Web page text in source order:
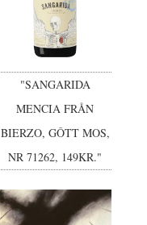
"SANGARIDA
MENCIA FRÅN
BIERZO, GÔTT MOS,
NR 71262, 149KR."